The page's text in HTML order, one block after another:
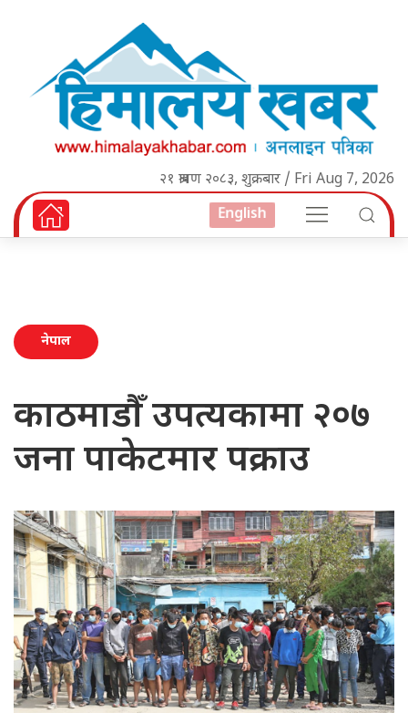
२१ श्रावण २०८३, शुक्रबार / Fri Aug 7, 2026
English
नेपाल
काठमाडौँ उपत्यकामा २०७
जना पाकेटमार पक्राउ